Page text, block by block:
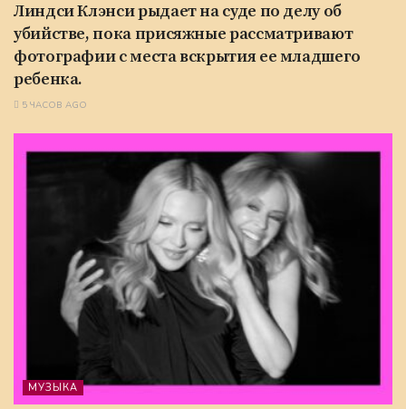
Линдси Клэнси рыдает на суде по делу об
убийстве, пока присяжные рассматривают
фотографии с места вскрытия ее младшего
ребенка.
5 ЧАСОВ AGO
МУЗЫКА